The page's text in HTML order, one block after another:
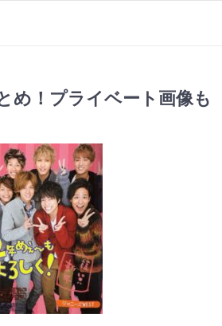
め！プライベート画像も